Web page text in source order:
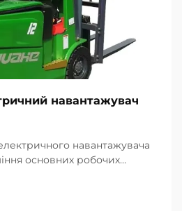
навантажувач
навантажувача
основних робочих
при виборі відповідного
На основі